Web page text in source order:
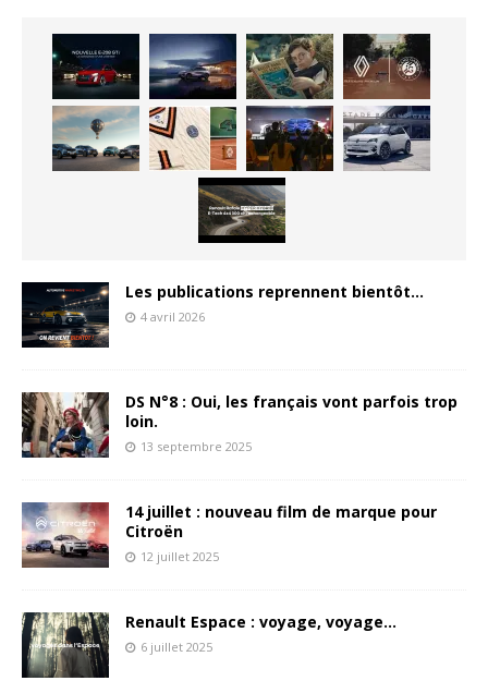
Les publications reprennent bientôt…
4 avril 2026
DS N°8 : Oui, les français vont parfois trop
loin.
13 septembre 2025
14 juillet : nouveau film de marque pour
Citroën
12 juillet 2025
Renault Espace : voyage, voyage…
6 juillet 2025